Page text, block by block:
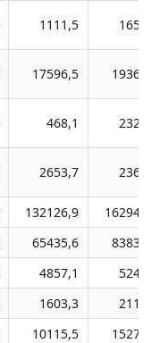
1111,5 1659,8
17596,5 19368,8
468,1 2323,6
2653,7 2366,9
132126,9
162945,1
65435,6
83833,4
4857,1
5242,8
1603,3
2115,5
10115,5
15271,3